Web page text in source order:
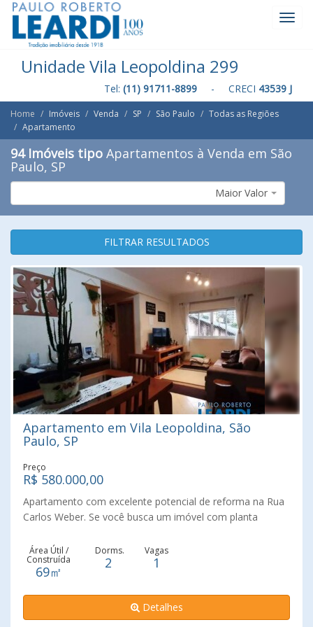
Unidade Vila Leopoldina 299
Tel: (11) 91711-8899 - CRECI 43539 J
Home Imóveis Venda SP São Paulo
Todas as Regiões
Apartamento
94 Imóveis tipo Apartamentos à Venda em São
Paulo, SP
Maior Valor
FILTRAR RESULTADOS
Apartamento em Vila Leopoldina, São
Paulo, SP
Preço
R$ 580.000,00
Apartamento com excelente potencial de reforma na Rua
Carlos Weber. Se você busca um imóvel com planta
valorização, este apartamento é uma oportunidade
imperdível. Com 68 m² bem distribuídos, o imóvel conta
com 2 dormitórios, sala com ótimo espaço para
integração de ambientes, cozinha rica em iluminação
natural, lavanderia, quarto de serviço e o diferencial de
Área Útil /
Construída
69㎡
Dorms.
2
Vagas
1
Detalhes